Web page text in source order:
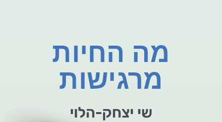
מה החיות
מרגישות
שי יצחק-הלוי